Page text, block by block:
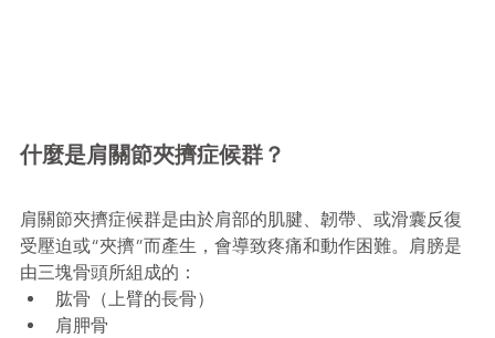
什麼是肩關節夾擠症候群？
肩關節夾擠症候群是由於肩部的肌腱、韌帶、或滑囊反復
受壓迫或“夾擠”而產生，會導致疼痛和動作困難。肩膀是
由三塊骨頭所組成的：
肱骨（上臂的長骨）
肩胛骨